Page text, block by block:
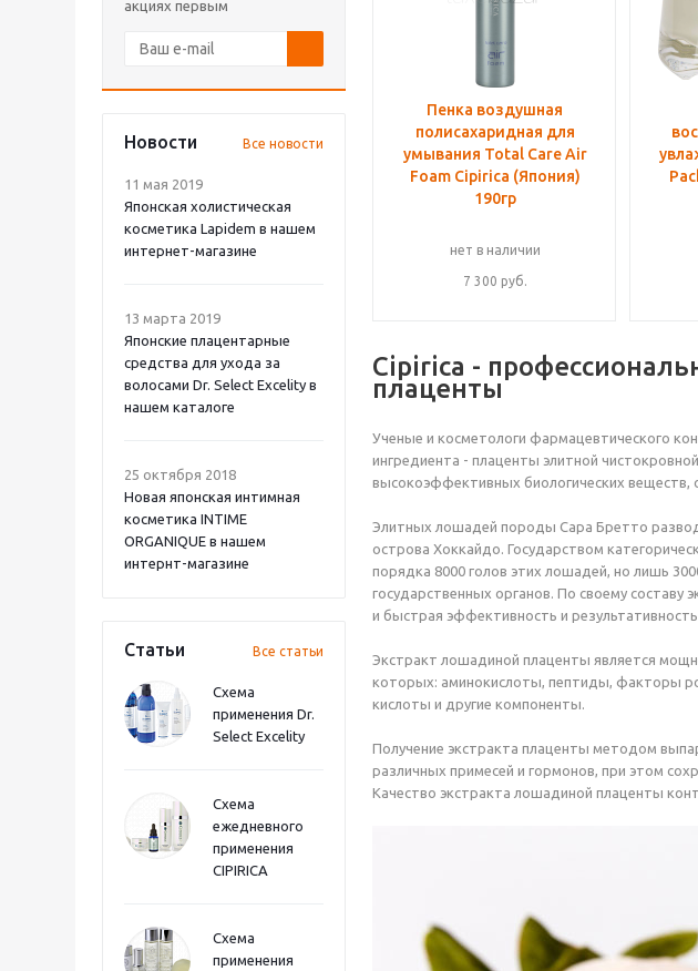
акциях первым
Новости Все новости
11 мая 2019
Японская холистическая
косметика Lapidem в нашем
интернет-магазине
13 марта 2019
Японские плацентарные
средства для ухода за
волосами Dr. Select Excelity в
нашем каталоге
25 октября 2018
Новая японская интимная
косметика INTIME
ORGANIQUE в нашем
интернт-магазине
Статьи Все статьи
Схема
применения Dr.
Select Excelity
Схема
ежедневного
применения
CIPIRICA
Схема
применения
Пенка воздушная
полисахаридная для
умывания Total Care Air
Foam Cipirica (Япония)
190гр
нет в наличии
7 300 руб.
Cipirica -
плаценты
Ученые и косметологи фармацевтического
ингредиента - плаценты элитной
высокоэффективных биологических
Элитных лошадей породы Сара Бретто
острова Хоккайдо. Государством
порядка 8000 голов этих лошадей, но лишь
государственных органов. По своему
и быстрая эффективность и
Экстракт лошадиной плаценты является
которых: аминокислоты, пептиды, факторы
кислоты и другие компоненты.
Получение экстракта плаценты методом
различных примесей и гормонов, при этом
Качество экстракта лошадиной плаценты